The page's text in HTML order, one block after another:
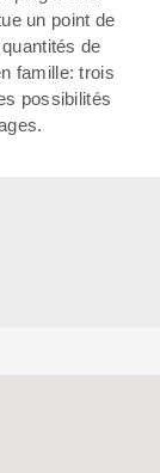
un point de
de
famille: trois
possibilités